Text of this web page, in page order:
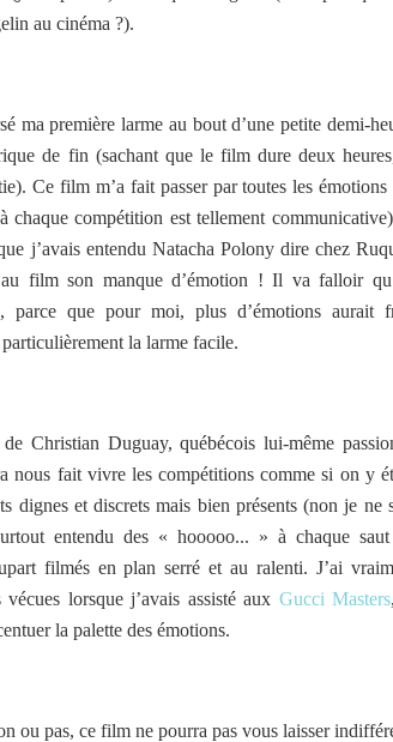
au cinéma ?).
ma première larme au bout d’une petite demi-
de fin (sachant que le film dure deux
Ce film m’a fait passer par toutes les émotions
chaque compétition est tellement
j’avais entendu Natacha Polony dire chez
film son manque d’émotion ! Il va falloir
parce que pour moi, plus d’émotions aurait
la larme facile.
Christian Duguay, québécois lui-même
nous fait vivre les compétitions comme si on y
dignes et discrets mais bien présents (non je ne
entendu des « hooooo... » à chaque
filmés en plan serré et au ralenti. J’ai
lorsque j’avais assisté aux Gucci Masters
la palette des émotions.
ou pas, ce film ne pourra pas vous laisser